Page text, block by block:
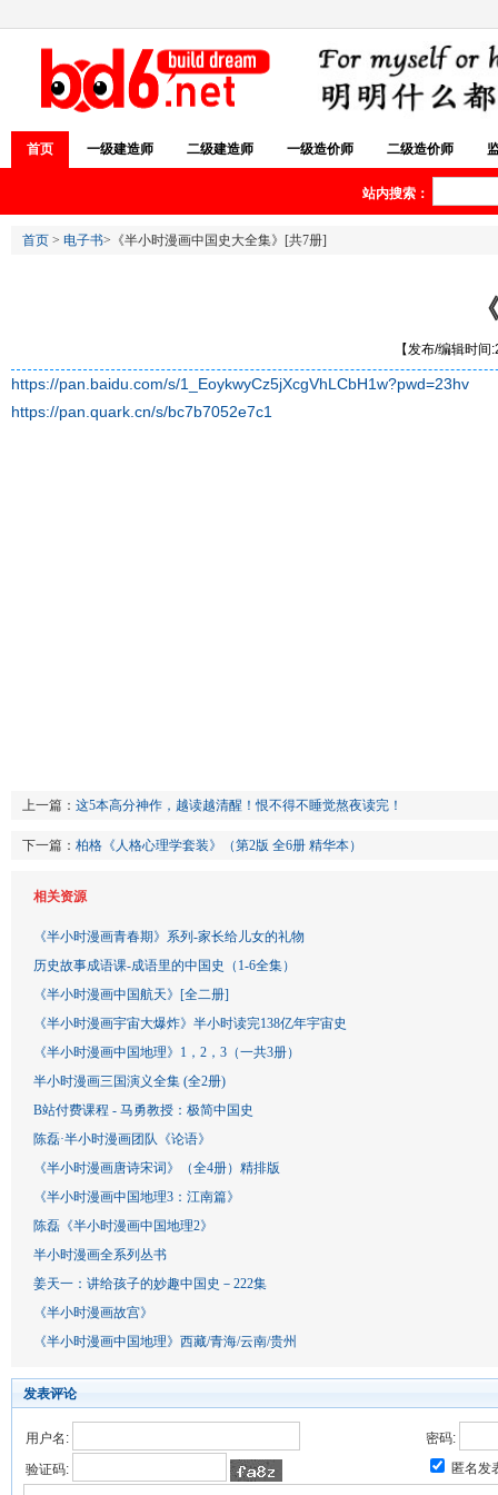
首页 一级建造师 二级建造师 一级造价师 二级造价师
站内搜索：
首页 > 电子书>《半小时漫画中国史大全集》[共7册]
【发布/编辑时
https://pan.baidu.com/s/1_EoykwyCz5jXcgVhLCbH1w?pwd=23hv
https://pan.quark.cn/s/bc7b7052e7c1
上一篇： 这5本高分神作，越读越清醒！恨不得不睡觉熬夜读完！
下一篇： 柏格《人格心理学套装》（第2版 全6册 精华本）
相关资源
《半小时漫画青春期》系列-家长给儿女的礼物
历史故事成语课-成语里的中国史（1-6全集）
《半小时漫画中国航天》[全二册]
《半小时漫画宇宙大爆炸》半小时读完138亿年宇宙史
《半小时漫画中国地理》1，2，3（一共3册）
半小时漫画三国演义全集 (全2册)
B站付费课程 - 马勇教授：极简中国史
陈磊·半小时漫画团队《论语》
《半小时漫画唐诗宋词》（全4册）精排版
《半小时漫画中国地理3：江南篇》
陈磊《半小时漫画中国地理2》
半小时漫画全系列丛书
姜天一：讲给孩子的妙趣中国史－222集
《半小时漫画故宫》
《半小时漫画中国地理》西藏/青海/云南/贵州
发表评论
用户名:
密码:
验证码:
匿名发